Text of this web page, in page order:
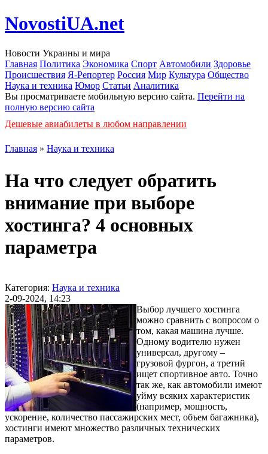
NovostiUA.net
Новости Украины и мира
Главная Политика Экономика Спорт Автомобили Здоровье
Происшествия Я-Репортер Россия Мир Культура Общество
Наука и техника Юмор Статьи Аналитика
Вы просматриваете мобильную версию сайта. Перейти на
полную версию сайта
Дешевые авиабилеты в любом направлении
Главная » Наука и техника
На что следует обратить
внимание при выборе
хостинга? 4 основных
параметра
Категория: Наука и техника
2-09-2024, 14:23
Выбор лучшего хостинга
можно сравнить с вопросом о
том, какая машина лучше.
Одному водителю нужен
универсал, другому –
грузовой фургон, а третий
ищет спортивное авто. Точно
так же, как автомобили имеют
уйму всяких характеристик
(например, мощность,
ускорение, количество пассажирских мест, объем багажника),
хостинги имеют множество различных технических
параметров.